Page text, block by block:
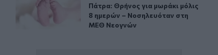
Πάτρα: Θρήνος για μωράκι μόλις
Πάτρα: Θρήνος για μωράκι μόλις
8 ημερών – Νοσηλευόταν στη
ΜΕΘ Νεογνών